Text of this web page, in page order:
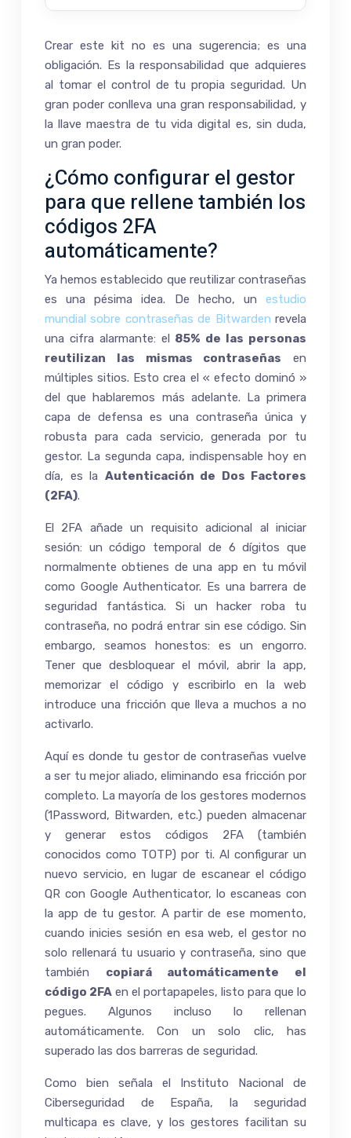
Crear este kit no es una sugerencia; es una
obligación. Es la responsabilidad que adquieres
al tomar el control de tu propia seguridad. Un
gran poder conlleva una gran responsabilidad, y
la llave maestra de tu vida digital es, sin duda,
un gran poder.
¿Cómo configurar el gestor
para que rellene también los
códigos 2FA
automáticamente?
Ya hemos establecido que reutilizar contraseñas
es una pésima idea. De hecho, un estudio
mundial sobre contraseñas de Bitwarden revela
una cifra alarmante: el 85% de las personas
reutilizan las mismas contraseñas en
múltiples sitios. Esto crea el « efecto dominó »
del que hablaremos más adelante. La primera
capa de defensa es una contraseña única y
robusta para cada servicio, generada por tu
gestor. La segunda capa, indispensable hoy en
día, es la Autenticación de Dos Factores
(2FA).
El 2FA añade un requisito adicional al iniciar
sesión: un código temporal de 6 dígitos que
normalmente obtienes de una app en tu móvil
como Google Authenticator. Es una barrera de
seguridad fantástica. Si un hacker roba tu
contraseña, no podrá entrar sin ese código. Sin
embargo, seamos honestos: es un engorro.
Tener que desbloquear el móvil, abrir la app,
memorizar el código y escribirlo en la web
introduce una fricción que lleva a muchos a no
activarlo.
Aquí es donde tu gestor de contraseñas vuelve
a ser tu mejor aliado, eliminando esa fricción por
completo. La mayoría de los gestores modernos
(1Password, Bitwarden, etc.) pueden almacenar
y generar estos códigos 2FA (también
conocidos como TOTP) por ti. Al configurar un
nuevo servicio, en lugar de escanear el código
QR con Google Authenticator, lo escaneas con
la app de tu gestor. A partir de ese momento,
cuando inicies sesión en esa web, el gestor no
solo rellenará tu usuario y contraseña, sino que
también copiará automáticamente el
código 2FA en el portapapeles, listo para que lo
pegues. Algunos incluso lo rellenan
automáticamente. Con un solo clic, has
superado las dos barreras de seguridad.
Como bien señala el Instituto Nacional de
Ciberseguridad de España, la seguridad
multicapa es clave, y los gestores facilitan su